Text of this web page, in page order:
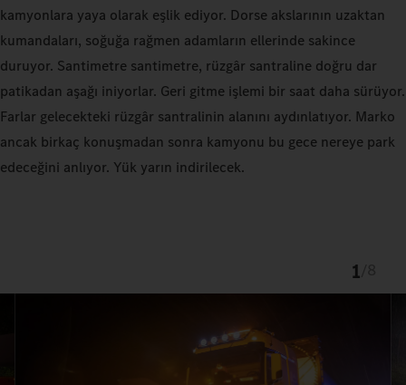
kamyonlara yaya olarak eşlik ediyor. Dorse akslarının uzaktan
kumandaları, soğuğa rağmen adamların ellerinde sakince
duruyor. Santimetre santimetre, rüzgâr santraline doğru dar
patikadan aşağı iniyorlar. Geri gitme işlemi bir saat daha sürüyor.
Farlar gelecekteki rüzgâr santralinin alanını aydınlatıyor. Marko
ancak birkaç konuşmadan sonra kamyonu bu gece nereye park
edeceğini anlıyor. Yük yarın indirilecek.
1